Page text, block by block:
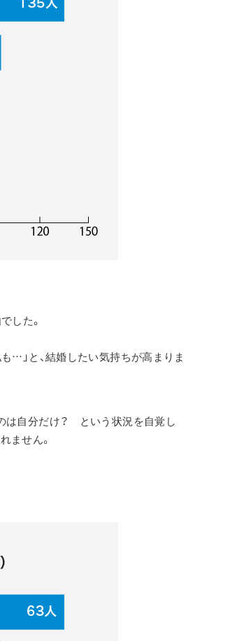
した。
…」と、結婚したい気持ちが高まりま
は自分だけ？　という状況を自覚し
ません。